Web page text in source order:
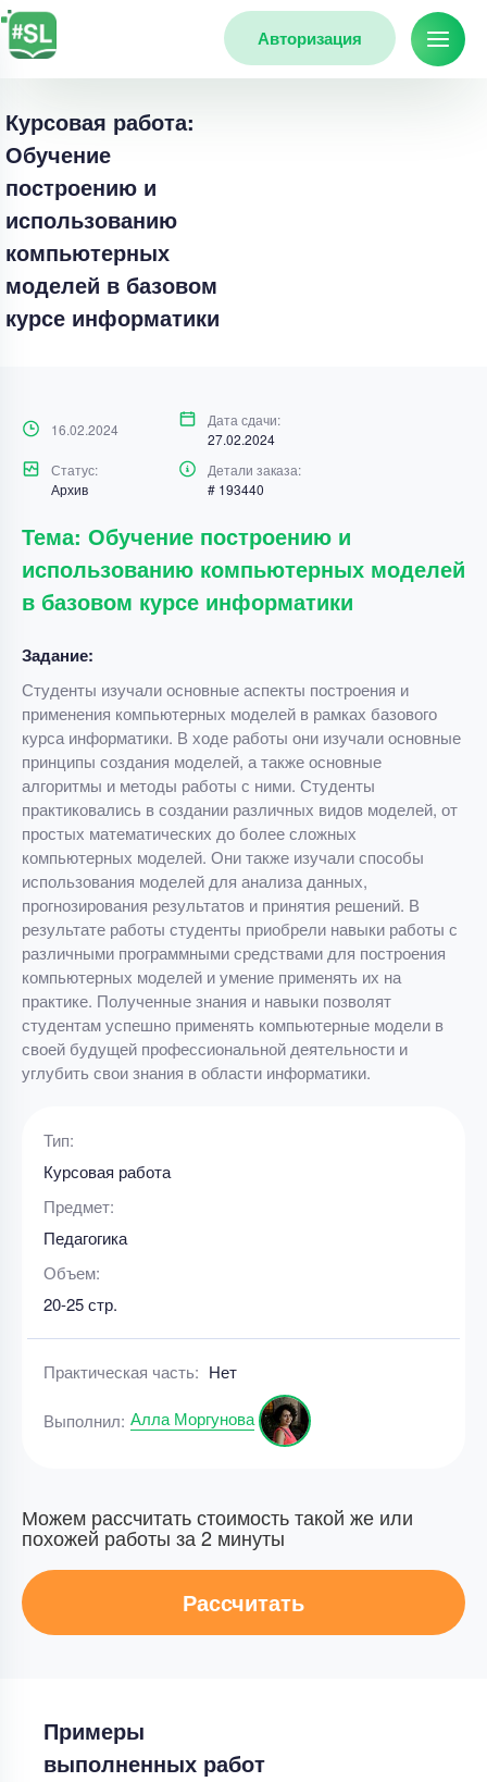
Авторизация
Курсовая работа:
Обучение
построению и
использованию
компьютерных
моделей в базовом
курсе информатики
16.02.2024
Дата сдачи:
27.02.2024
Статус:
Архив
Детали заказа:
# 193440
Тема: Обучение построению и
использованию компьютерных моделей
в базовом курсе информатики
Задание:
Студенты изучали основные аспекты построения и
применения компьютерных моделей в рамках базового
курса информатики. В ходе работы они изучали основные
принципы создания моделей, а также основные
алгоритмы и методы работы с ними. Студенты
практиковались в создании различных видов моделей, от
простых математических до более сложных
компьютерных моделей. Они также изучали способы
использования моделей для анализа данных,
прогнозирования результатов и принятия решений. В
результате работы студенты приобрели навыки работы с
различными программными средствами для построения
компьютерных моделей и умение применять их на
практике. Полученные знания и навыки позволят
студентам успешно применять компьютерные модели в
своей будущей профессиональной деятельности и
углубить свои знания в области информатики.
Тип:
Курсовая работа
Предмет:
Педагогика
Объем:
20-25 стр.
Практическая часть: Нет
Выполнил: Алла Моргунова
Можем рассчитать стоимость такой же или
похожей работы за 2 минуты
Рассчитать
Примеры
выполненных работ